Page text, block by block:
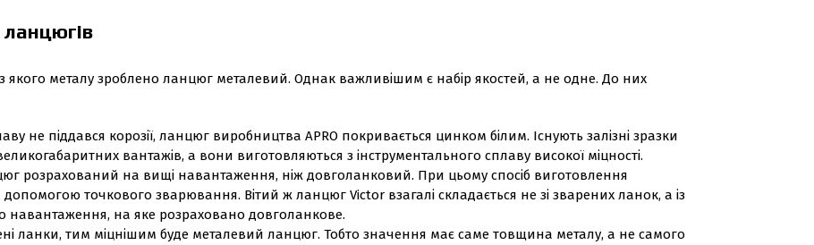
ланцюгів
металу зроблено ланцюг металевий. Однак важливішим є набір якостей, а не одне. До них
не піддався корозії, ланцюг виробництва APRO покривається цинком білим. Існують залізні зразки
вантажів, а вони виготовляються з інструментального сплаву високої міцності.
розрахований на вищі навантаження, ніж довголанковий. При цьому спосіб виготовлення
точкового зварювання. Вітий ж ланцюг Victor взагалі складається не зі зварених ланок, а із
навантаження, на яке розраховано довголанкове.
ланки, тим міцнішим буде металевий ланцюг. Тобто значення має саме товщина металу, а не самого